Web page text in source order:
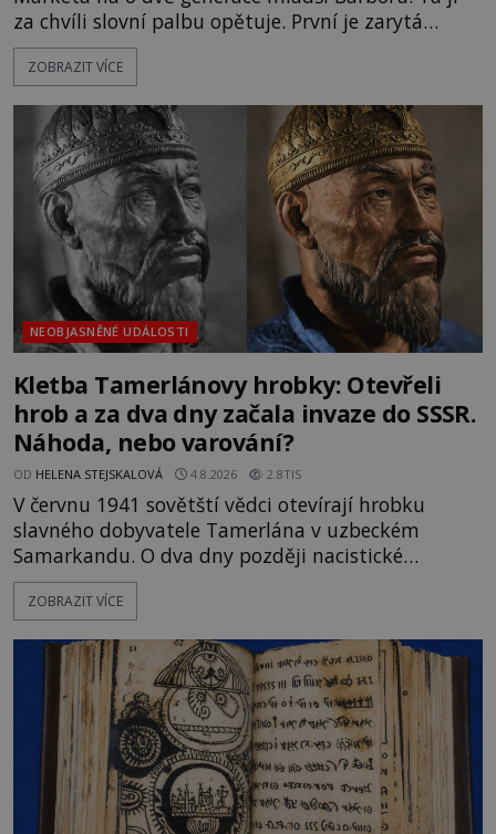
za chvíli slovní palbu opětuje. První je zarytá
katolička, druhá přesvědčená kališnice. A každá z
nich se usídlí na jedné z věží slavného hradu
mezi vůdce protihusitského boje. Za manželku má
skutečně jistou
ZOBRAZIT VÍCE
NEOBJASNĚNÉ UDÁLOSTI
Kletba Tamerlánovy hrobky: Otevřeli
hrob a za dva dny začala invaze do SSSR.
Náhoda, nebo varování?
OD HELENA STEJSKALOVÁ 4.8.2026 2.8TIS
V červnu 1941 sovětští vědci otevírají hrobku
slavného dobyvatele Tamerlána v uzbeckém
Samarkandu. O dva dny později nacistické
Německo zahajuje operaci Barbarossa a napadá
Sovětský svaz. Shoda dat je natolik zarážející, že se
na legendě něco pravdy, nebo jde jen o fascinující
souhru okolností? Když antropolog Michail
Gerasimov (1907-1970) a
ZOBRAZIT VÍCE